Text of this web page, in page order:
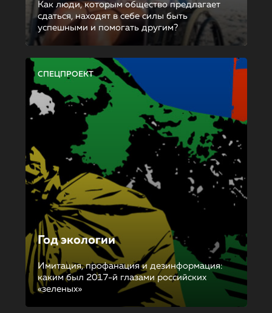
Как люди, которым общество предлагает
сдаться, находят в себе силы быть
успешными и помогать другим?
СПЕЦПРОЕКТ
Год экологии
Имитация, профанация и дезинформация:
каким был 2017-й глазами российских
«зеленых»